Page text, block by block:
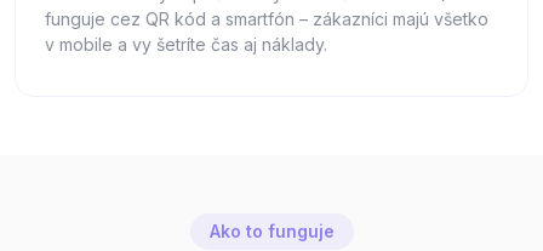
funguje cez QR kód a smartfón – zákazníci majú všetko
v mobile a vy šetríte čas aj náklady.
Ako to funguje